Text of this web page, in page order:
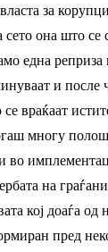
за
она што се
една реприза
и после
враќаат
многу
во
на
кој доаѓа
пред